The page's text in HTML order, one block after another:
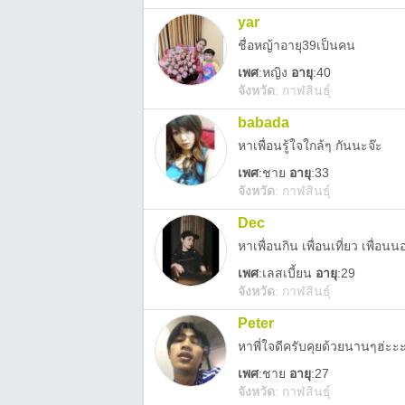
yar
ชื่อหญ้าอายุ39เป็นคน
เพศ:หญิง อายุ:40
จังหวัด: กาฬสินธุ์
babada
หาเพื่อนรู้ใจใกล้ๆ กันนะจ๊ะ
เพศ:ชาย อายุ:33
จังหวัด: กาฬสินธุ์
Dec
หาเพื่อนกิน เพื่อนเที่ยว เพื่อน
เพศ:เลสเบี้ยน อายุ:29
จังหวัด: กาฬสินธุ์
Peter
หาพี่ใจดีครับคุยด้วยนานๆฮ่ะะ
เพศ:ชาย อายุ:27
จังหวัด: กาฬสินธุ์